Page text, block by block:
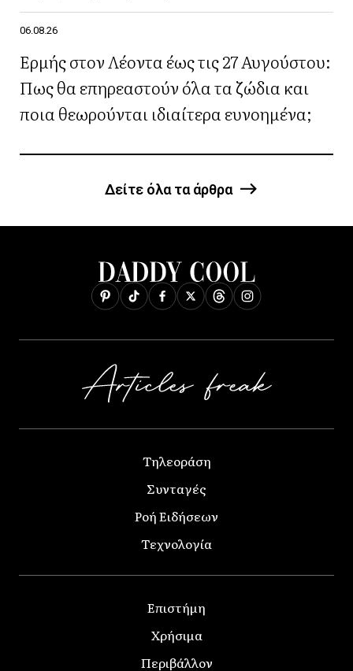
06.08.26
Ερμής στον Λέοντα έως τις 27 Αυγούστου:
Πως θα επηρεαστούν όλα τα ζώδια και
ποια θεωρούνται ιδιαίτερα ευνοημένα;
Δείτε όλα τα άρθρα
Τηλεοράση
Συνταγές
Ροή Ειδήσεων
Τεχνολογία
Επιστήμη
Χρήσιμα
Περιβάλλον